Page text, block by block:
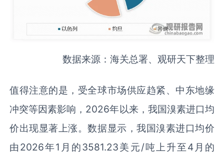
数据来源：海关总署、观研天下整理
值得注意的是，受全球市场供应趋紧、中东地缘
冲突等因素影响，2026年以来，我国溴素进口均
价出现显著上涨。数据显示，我国溴素进口均价
由2026年1月的3581.23美元/吨上升至4月的